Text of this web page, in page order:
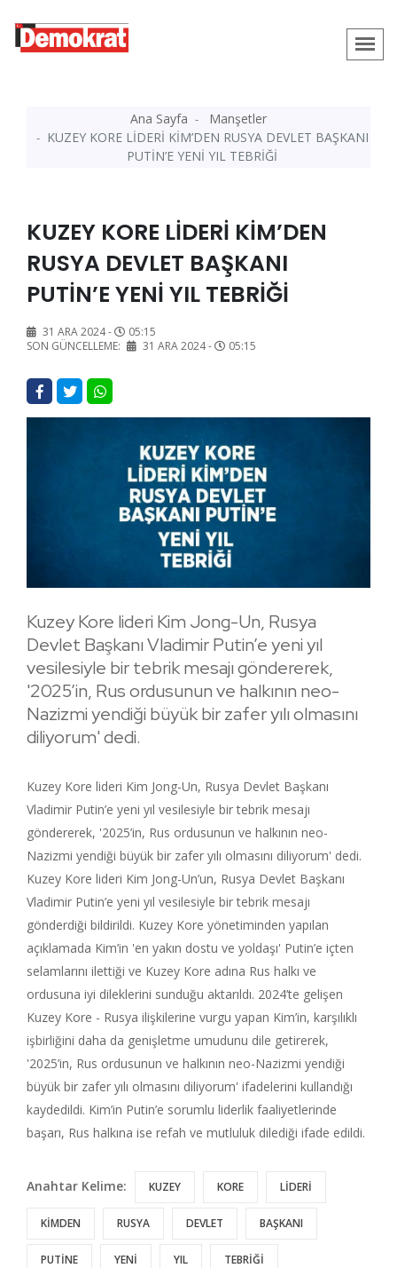
Ana Sayfa
Manşetler
KUZEY KORE LİDERİ KİM’DEN RUSYA DEVLET BAŞKANI
PUTİN’E YENİ YIL TEBRİĞİ
KUZEY KORE LİDERİ KİM’DEN
RUSYA DEVLET BAŞKANI
PUTİN’E YENİ YIL TEBRİĞİ
31 ARA 2024 -
05:15
SON GÜNCELLEME:
31 ARA 2024 - 05:15
Kuzey Kore lideri Kim Jong-Un, Rusya
Devlet Başkanı Vladimir Putin’e yeni yıl
vesilesiyle bir tebrik mesajı göndererek,
'2025’in, Rus ordusunun ve halkının neo-
Nazizmi yendiği büyük bir zafer yılı olmasını
diliyorum' dedi.
Kuzey Kore lideri Kim Jong-Un, Rusya Devlet Başkanı
Vladimir Putin’e yeni yıl vesilesiyle bir tebrik mesajı
göndererek, '2025’in, Rus ordusunun ve halkının neo-
Nazizmi yendiği büyük bir zafer yılı olmasını diliyorum' dedi.
Kuzey Kore lideri Kim Jong-Un’un, Rusya Devlet Başkanı
Vladimir Putin’e yeni yıl vesilesiyle bir tebrik mesajı
gönderdiği bildirildi. Kuzey Kore yönetiminden yapılan
açıklamada Kim’in 'en yakın dostu ve yoldaşı' Putin’e içten
selamlarını ilettiği ve Kuzey Kore adına Rus halkı ve
ordusuna iyi dileklerini sunduğu aktarıldı. 2024’te gelişen
Kuzey Kore - Rusya ilişkilerine vurgu yapan Kim’in, karşılıklı
işbirliğini daha da genişletme umudunu dile getirerek,
'2025’in, Rus ordusunun ve halkının neo-Nazizmi yendiği
büyük bir zafer yılı olmasını diliyorum' ifadelerini kullandığı
kaydedildi. Kim’in Putin’e sorumlu liderlik faaliyetlerinde
başarı, Rus halkına ise refah ve mutluluk dilediği ifade edildi.
Anahtar Kelime: KUZEY KORE LİDERİ
KİMDEN RUSYA DEVLET BAŞKANI
PUTİNE YENİ YIL TEBRİĞİ